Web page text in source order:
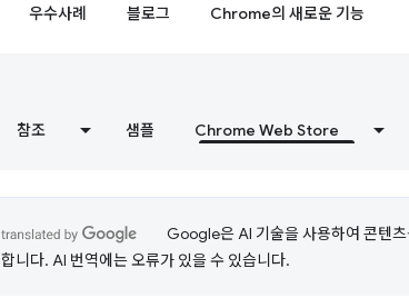
우수사례 블로그 Chrome의 새로운 기능
참조 샘플 Chrome Web Store
Google은 AI 기술을 사용하여 콘텐
합니다. AI 번역에는 오류가 있을 수 있습니다.